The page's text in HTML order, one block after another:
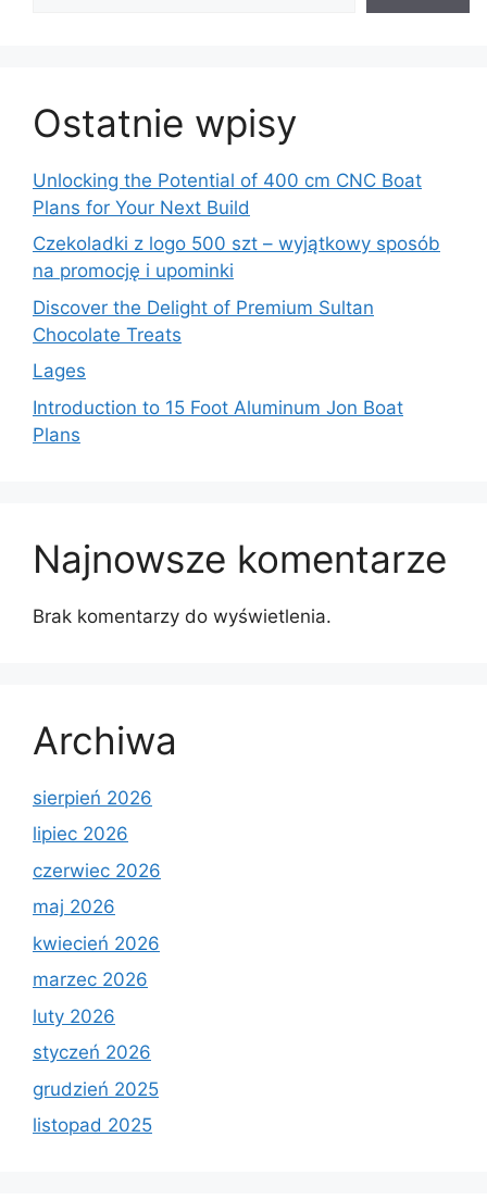
Ostatnie wpisy
Unlocking the Potential of 400 cm CNC Boat
Plans for Your Next Build
Czekoladki z logo 500 szt – wyjątkowy sposób
na promocję i upominki
Discover the Delight of Premium Sultan
Chocolate Treats
Lages
Introduction to 15 Foot Aluminum Jon Boat
Plans
Najnowsze komentarze
Brak komentarzy do wyświetlenia.
Archiwa
sierpień 2026
lipiec 2026
czerwiec 2026
maj 2026
kwiecień 2026
marzec 2026
luty 2026
styczeń 2026
grudzień 2025
listopad 2025